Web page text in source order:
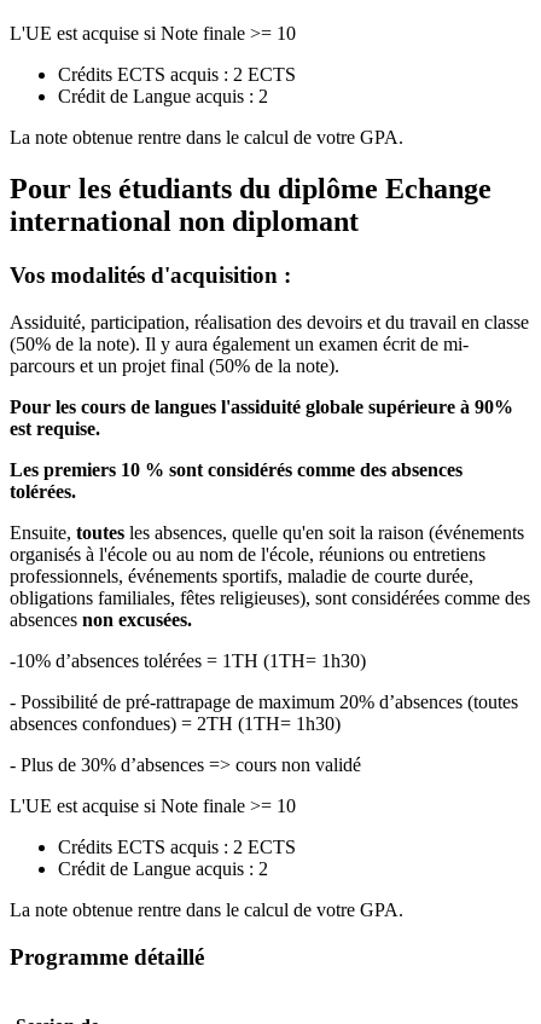
L'UE est acquise si Note finale >= 10
Crédits ECTS acquis : 2 ECTS
Crédit de Langue acquis : 2
La note obtenue rentre dans le calcul de votre GPA.
Pour les étudiants du diplôme Echange
international non diplomant
Vos modalités d'acquisition :
Assiduité, participation, réalisation des devoirs et du travail en classe
(50% de la note). Il y aura également un examen écrit de mi-
parcours et un projet final (50% de la note).
Pour les cours de langues l'assiduité globale supérieure à 90%
est requise.
Les premiers 10 % sont considérés comme des absences
tolérées.
Ensuite, toutes les absences, quelle qu'en soit la raison (événements
organisés à l'école ou au nom de l'école, réunions ou entretiens
professionnels, événements sportifs, maladie de courte durée,
obligations familiales, fêtes religieuses), sont considérées comme des
absences non excusées.
-10% d’absences tolérées = 1TH (1TH= 1h30)
- Possibilité de pré-rattrapage de maximum 20% d’absences (toutes
absences confondues) = 2TH (1TH= 1h30)
- Plus de 30% d’absences => cours non validé
L'UE est acquise si Note finale >= 10
Crédits ECTS acquis : 2 ECTS
Crédit de Langue acquis : 2
La note obtenue rentre dans le calcul de votre GPA.
Programme détaillé